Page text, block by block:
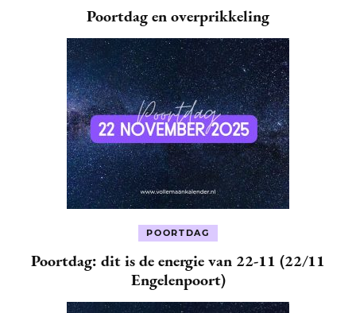
Poortdag en overprikkeling
POORTDAG
Poortdag: dit is de energie van 22-11 (22/11
Engelenpoort)